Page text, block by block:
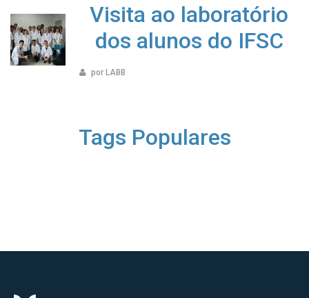
Visita ao laboratório
dos alunos do IFSC
por LABB
Tags Populares